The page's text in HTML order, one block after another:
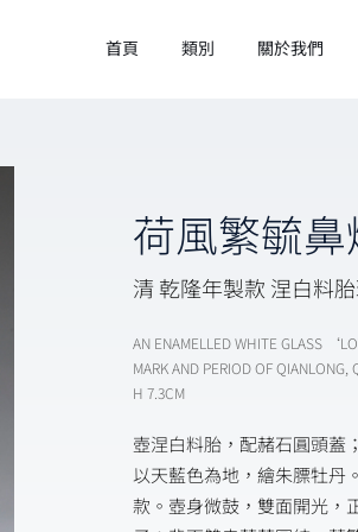
首頁 類別 關於我們
荷風繁毓
清 乾隆年製款 涅白料
AN ENAMELLED WHITE GLASS
MARK AND PERIOD OF QIANLONG,
H 7.3CM
壺涅白料胎，配赭石圓頭蓋
以天藍色為地，繪朱膘牡丹
款。壺身微鼓，雙面開光，